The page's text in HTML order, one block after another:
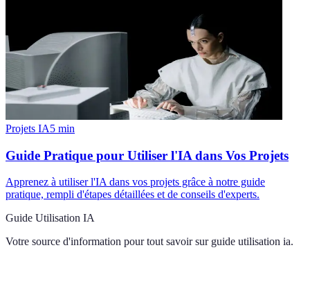
Projets IA5 min
Guide Pratique pour Utiliser l'IA dans Vos Projets
Apprenez à utiliser l'IA dans vos projets grâce à notre guide
pratique, rempli d'étapes détaillées et de conseils d'experts.
Guide Utilisation IA
Votre source d'information pour tout savoir sur guide utilisation ia.